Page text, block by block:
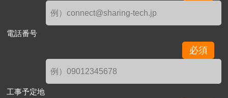
電話番号
必須
工事予定地